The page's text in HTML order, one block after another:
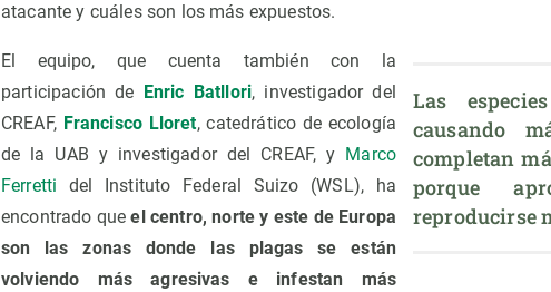
atacante y cuáles son los más expuestos.
Las
causando
completan
porque
reproducirse
El equipo, que cuenta también con la
participación de
Enric Batllori, investigador del
CREAF, Francisco Lloret, catedrático de ecología
de la UAB y investigador del CREAF, y Marco
Ferretti del Instituto Federal Suizo (WSL), ha
encontrado queel centro, norte y este de Europa
son las zonas donde las plagas se están
volviendo más agresivas e infestan más